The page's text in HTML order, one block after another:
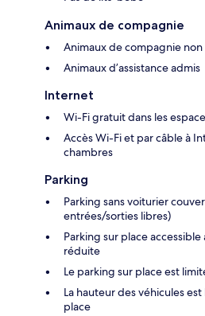
Animaux de compagnie
Animaux de compagnie non
Animaux d’assistance admis
Internet
Wi-Fi gratuit dans les
Accès Wi-Fi et par câble à
chambres
Parking
Parking sans voiturier
entrées/sorties libres)
Parking sur place
réduite
Le parking sur place est
La hauteur des véhicules
place